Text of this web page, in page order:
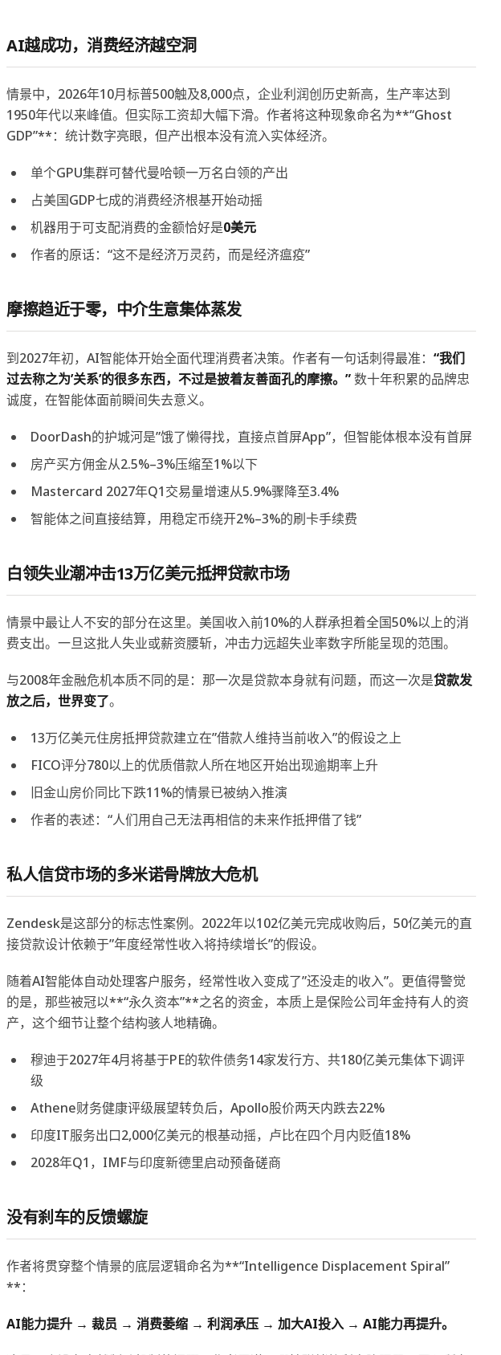
AI越成功，消费经济越空洞
情景中，2026年10月标普500触及8,000点，企业利润创历史新高，生产率达到
1950年代以来峰值。但实际工资却大幅下滑。作者将这种现象命名为**“Ghost
GDP”**：统计数字亮眼，但产出根本没有流入实体经济。
单个GPU集群可替代曼哈顿一万名白领的产出
占美国GDP七成的消费经济根基开始动摇
机器用于可支配消费的金额恰好是0美元
作者的原话：“这不是经济万灵药，而是经济瘟疫”
摩擦趋近于零，中介生意集体蒸发
到2027年初，AI智能体开始全面代理消费者决策。作者有一句话刺得最准： “我们
过去称之为’关系’的很多东西，不过是披着友善面孔的摩擦。”数十年积累的品牌忠
诚度，在智能体面前瞬间失去意义。
DoorDash的护城河是”饿了懒得找，直接点首屏App”，但智能体根本没有首屏
房产买方佣金从2.5%–3%压缩至1%以下
Mastercard 2027年Q1交易量增速从5.9%骤降至3.4%
智能体之间直接结算，用稳定币绕开2%–3%的刷卡手续费
白领失业潮冲击13万亿美元抵押贷款市场
情景中最让人不安的部分在这里。美国收入前10%的人群承担着全国50%以上的消
费支出。一旦这批人失业或薪资腰斩，冲击力远超失业率数字所能呈现的范围。
与2008年金融危机本质不同的是：那一次是贷款本身就有问题，而这一次是贷款发
放之后，世界变了。
13万亿美元住房抵押贷款建立在”借款人维持当前收入”的假设之上
FICO评分780以上的优质借款人所在地区开始出现逾期率上升
旧金山房价同比下跌11%的情景已被纳入推演
作者的表述：“人们用自己无法再相信的未来作抵押借了钱”
私人信贷市场的多米诺骨牌放大危机
Zendesk是这部分的标志性案例。2022年以102亿美元完成收购后，50亿美元的直
接贷款设计依赖于”年度经常性收入将持续增长”的假设。
随着AI智能体自动处理客户服务，经常性收入变成了”还没走的收入”。更值得警觉
的是，那些被冠以**“永久资本”**之名的资金，本质上是保险公司年金持有人的资
产，这个细节让整个结构骇人地精确。
穆迪于2027年4月将基于PE的软件债务14家发行方、共180亿美元集体下调评
级
Athene财务健康评级展望转负后，Apollo股价两天内跌去22%
印度IT服务出口2,000亿美元的根基动摇，卢比在四个月内贬值18%
2028年Q1，IMF与印度新德里启动预备磋商
没有刹车的反馈螺旋
作者将贯穿整个情景的底层逻辑命名为**“Intelligence Displacement Spiral”
**：
AI能力提升 → 裁员 → 消费萎缩 → 利润承压 → 加大AI投入 → AI能力再提升。